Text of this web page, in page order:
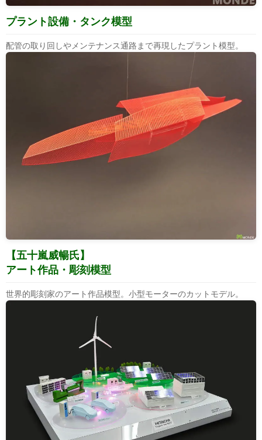
プラント設備・タンク模型
配管の取り回しやメンテナンス通路まで再現したプラント模型。
【五十嵐威暢氏】
アート作品・彫刻模型
世界的彫刻家のアート作品模型。小型モーターのカットモデル。